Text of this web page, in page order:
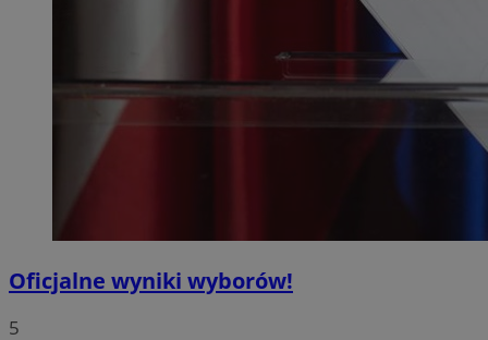
Oficjalne wyniki wyborów!
5